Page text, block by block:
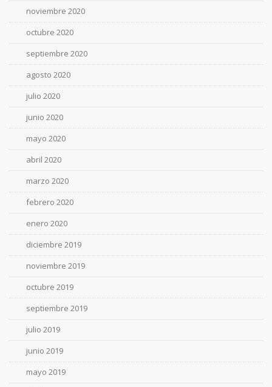
noviembre 2020
octubre 2020
septiembre 2020
agosto 2020
julio 2020
junio 2020
mayo 2020
abril 2020
marzo 2020
febrero 2020
enero 2020
diciembre 2019
noviembre 2019
octubre 2019
septiembre 2019
julio 2019
junio 2019
mayo 2019